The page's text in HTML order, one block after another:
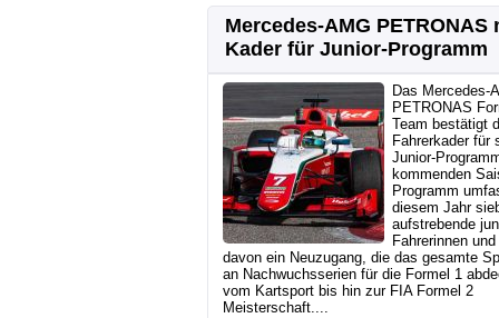
Mercedes-AMG PETRONAS
Kader für Junior-Programm
Das Mercedes-
PETRONAS
Team bestätigt
Fahrerkader für
Junior-
kommenden
Programm
diesem Jahr
aufstrebende
Fahrerinnen
davon ein Neuzugang, die das gesamte
an Nachwuchsserien für die Formel 1
vom Kartsport bis hin zur FIA Formel 2
Meisterschaft....